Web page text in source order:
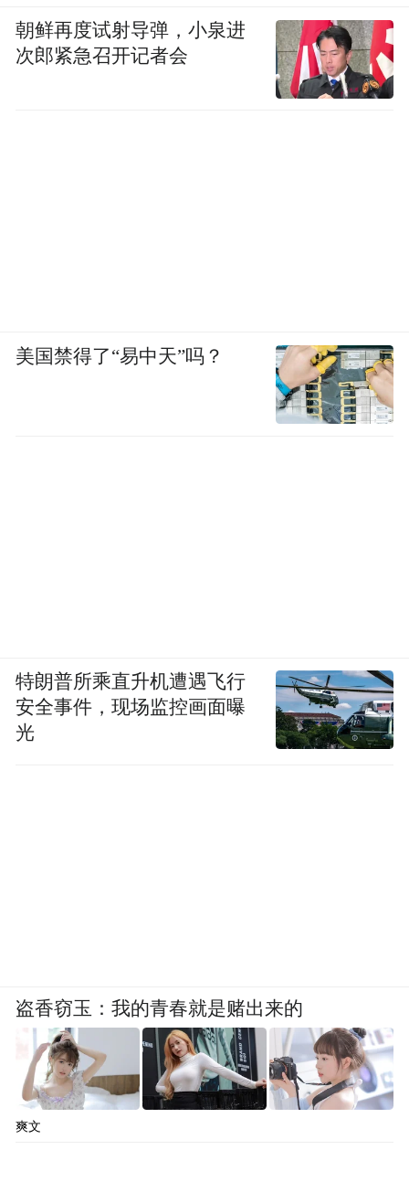
朝鲜再度试射导弹，小泉进
次郎紧急召开记者会
美国禁得了“易中天”吗？
特朗普所乘直升机遭遇飞行
安全事件，现场监控画面曝
光
盗香窃玉：我的青春就是赌出来的
爽文